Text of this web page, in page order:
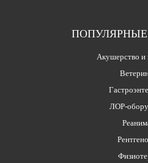
Акушерство и
ЛОР-